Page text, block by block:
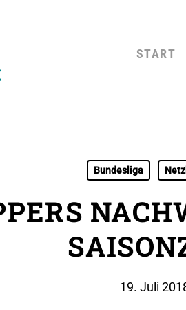
START
Bundesliga
19. Juli